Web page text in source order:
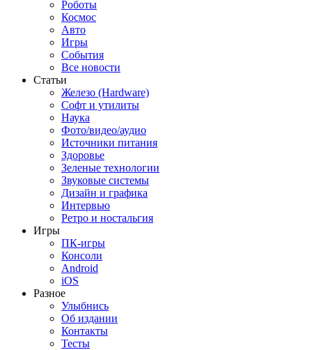
Роботы
Космос
Авто
Игры
События
Все новости
Статьи
Железо (Hardware)
Софт и утилиты
Наука
Фото/видео/аудио
Источники питания
Здоровье
Зеленые технологии
Звуковые системы
Дизайн и графика
Интервью
Ретро и ностальгия
Игры
ПК-игры
Консоли
Android
iOS
Разное
Улыбнись
Об издании
Контакты
Тесты